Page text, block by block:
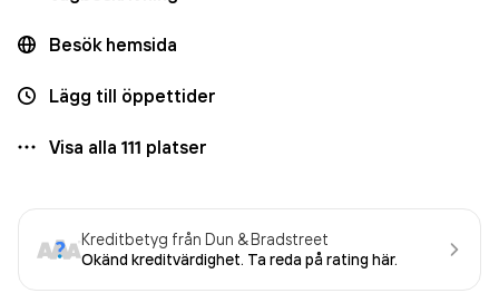
Besök hemsida
Lägg till öppettider
Visa alla 111 platser
Kreditbetyg från Dun & Bradstreet
Okänd kreditvärdighet. Ta reda på rating här.